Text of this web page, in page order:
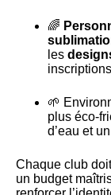
🌈
les
🌱
plus éco-
d’eau et
Chaque club
un budget